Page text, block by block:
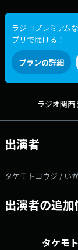
へのメッセージ
の日ラジ関」
Xハッシュタグは
「
ラジコプレミアム
プリで聴ける！
プランの詳細
ラジオ関西
出演者
タケモトコウジ / い
出演者の追加
タケモ